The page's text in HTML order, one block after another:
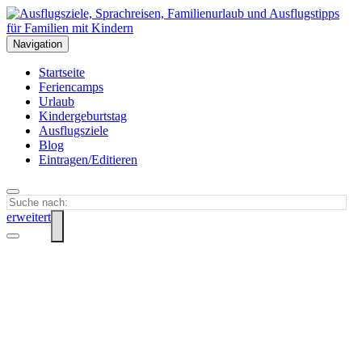
Navigation
Startseite
Feriencamps
Urlaub
Kindergeburtstag
Ausflugsziele
Blog
Eintragen/Editieren
erweitert